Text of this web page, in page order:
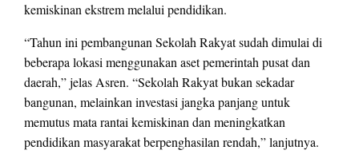
kemiskinan ekstrem melalui pendidikan.
“Tahun ini pembangunan Sekolah Rakyat sudah dimulai di
beberapa lokasi menggunakan aset pemerintah pusat dan
daerah,” jelas Asren. “Sekolah Rakyat bukan sekadar
bangunan, melainkan investasi jangka panjang untuk
memutus mata rantai kemiskinan dan meningkatkan
pendidikan masyarakat berpenghasilan rendah,” lanjutnya.